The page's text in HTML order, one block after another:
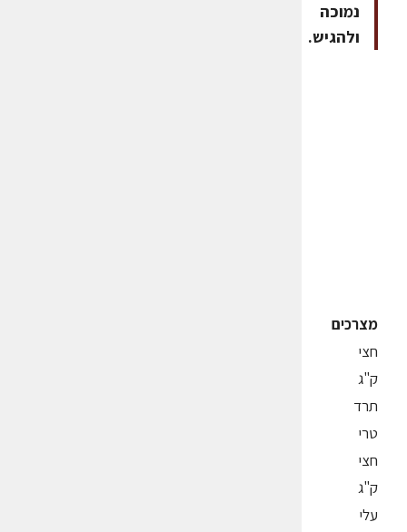
נמוכה
ולהגיש.
מצרכים
חצי
ק"ג
תרד
טרי
חצי
ק"ג
עלי